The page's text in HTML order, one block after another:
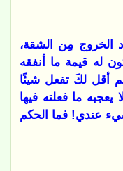
الخروج مِن الشقة،
له قيمة ما أنفقه
أقل لكَ تفعل شيئًا
ما فعلته فيها
عندي! فما الحكم